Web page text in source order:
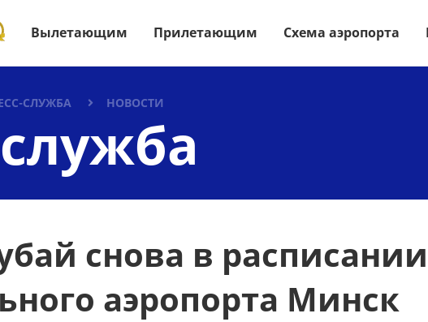
Вылетающим Прилетающим Схема аэропорта
СЛУЖБА НОВОСТИ
снова в расписании
аэропорта Минск